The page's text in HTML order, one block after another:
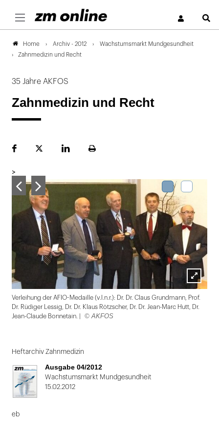
Home Archiv - 2012
Wachstumsmarkt Mundgesundheit
Zahnmedizin und Recht
35 Jahre AKFOS
Zahnmedizin und Recht
FacebookPlattformLinekdInSeite
>
Lightbox
öffnen
Verleihung der AFIO-Medaille (v.l.n.r.): Dr. Dr. Claus Grundmann, Prof.
Dr. Rüdiger Lessig, Dr. Dr. Klaus Rötzscher, Dr. Dr. Jean-Marc Hutt, Dr.
Jean-Claude Bonnetain. |
© AKFOS
1
von
2:
Verleihung
AFIO-
Heftarchiv Zahnmedizin
Ausgabe 04/2012
Wachstumsmarkt Mundgesundheit
15.02.2012
eb